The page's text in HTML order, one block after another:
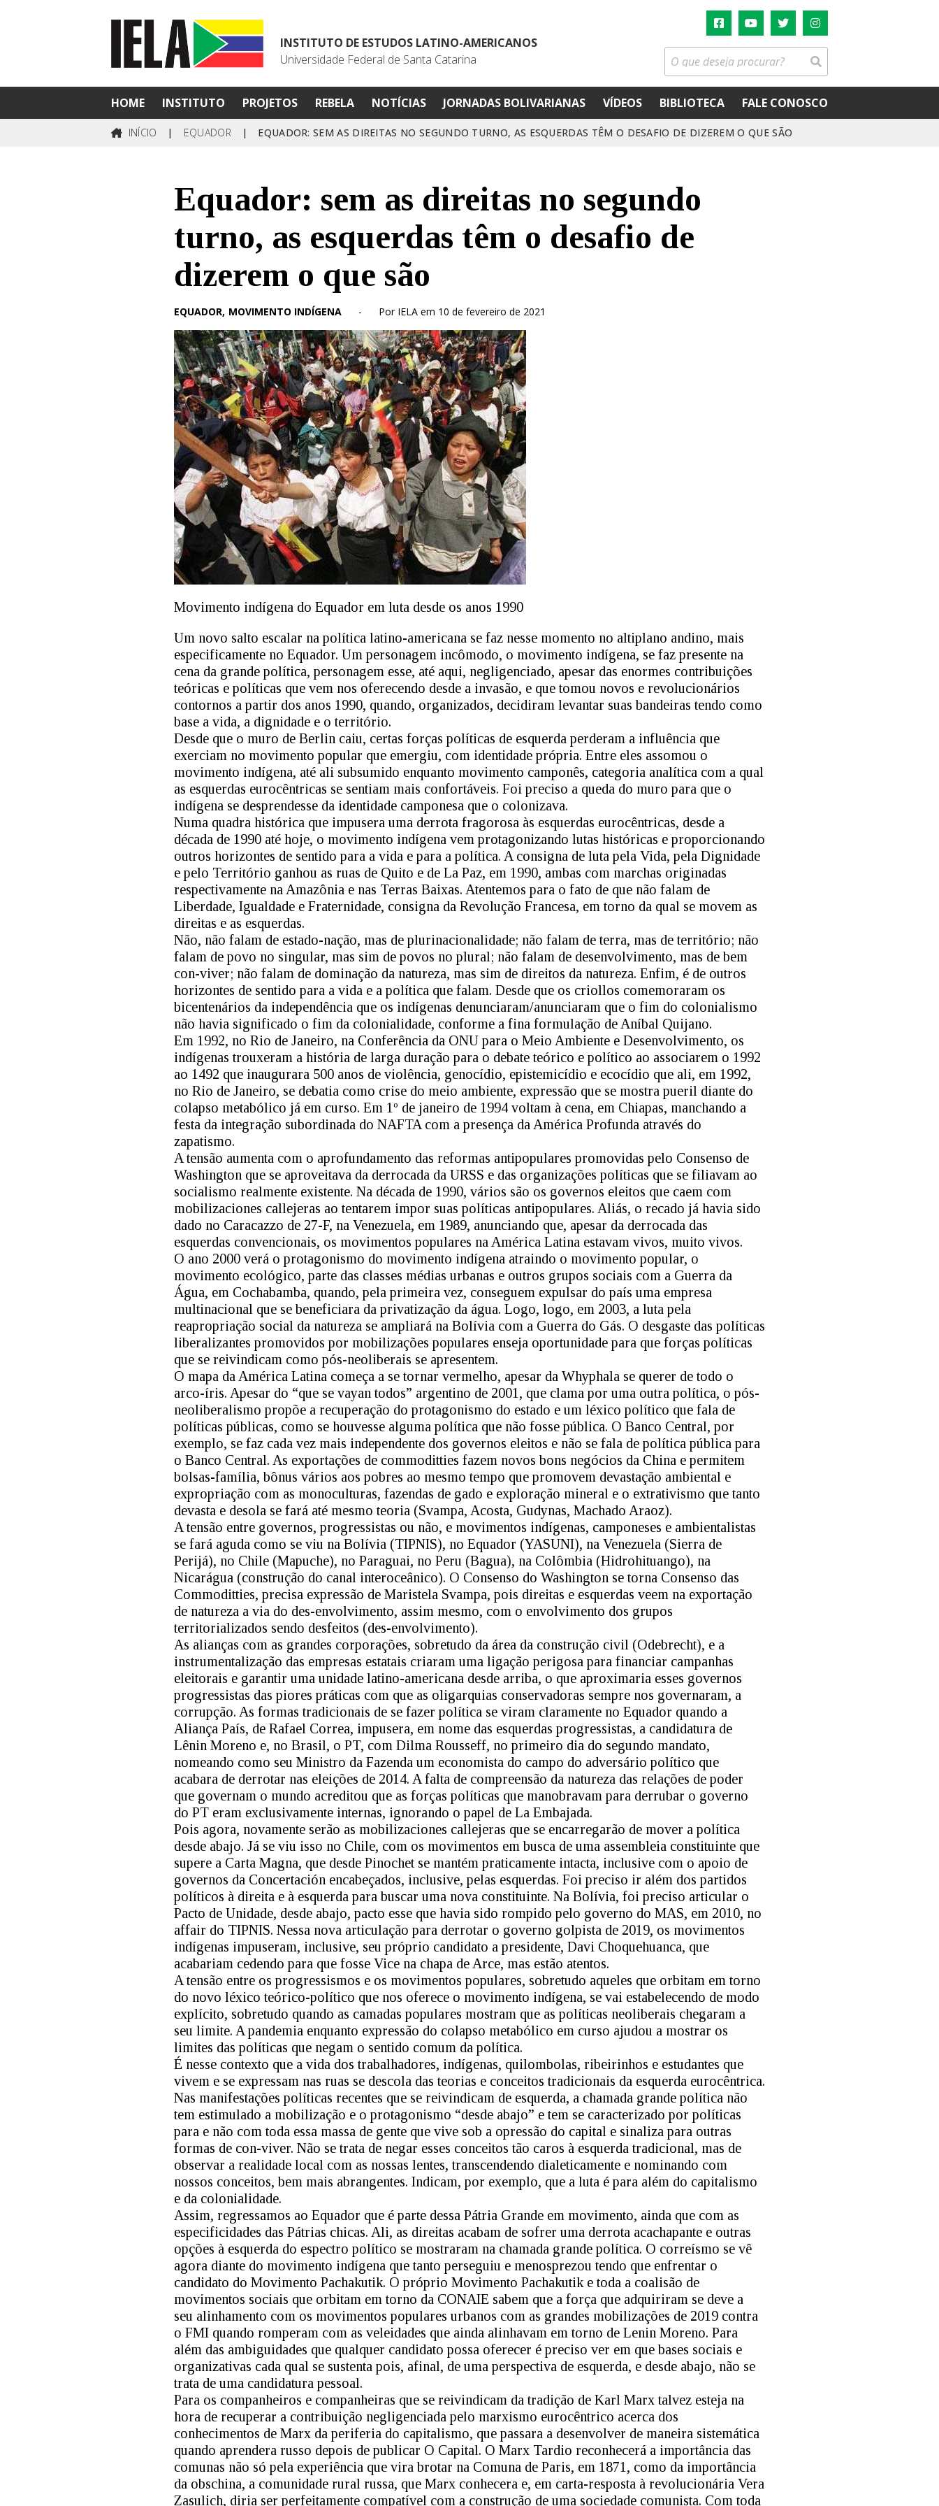
INSTITUTO DE ESTUDOS LATINO-AMERICANOS
Universidade Federal de Santa Catarina
HOME INSTITUTO PROJETOS REBELA NOTÍCIAS JORNADAS BOLIVARIANAS VÍDEOS BIBLIOTECA FALE CONOSCO
INÍCIO | EQUADOR | EQUADOR: SEM AS DIREITAS NO SEGUNDO TURNO, AS ESQUERDAS TÊM O DESAFIO DE DIZEREM O QUE SÃO
Equador: sem as direitas no segundo
turno, as esquerdas têm o desafio de
dizerem o que são
EQUADOR MOVIMENTO INDÍGENA - Por IELA em 10 de fevereiro de 2021
Movimento indígena do Equador em luta desde os anos 1990
Um novo salto escalar na política latino-americana se faz nesse momento no altiplano andino, mais
especificamente no Equador. Um personagem incômodo, o movimento indígena, se faz presente na
cena da grande política, personagem esse, até aqui, negligenciado, apesar das enormes contribuições
teóricas e políticas que vem nos oferecendo desde a invasão, e que tomou novos e revolucionários
contornos a partir dos anos 1990, quando, organizados, decidiram levantar suas bandeiras tendo como
base a vida, a dignidade e o território.
Desde que o muro de Berlin caiu, certas forças políticas de esquerda perderam a influência que
exerciam no movimento popular que emergiu, com identidade própria. Entre eles assomou o
movimento indígena, até ali subsumido enquanto movimento camponês, categoria analítica com a qual
as esquerdas eurocêntricas se sentiam mais confortáveis. Foi preciso a queda do muro para que o
indígena se desprendesse da identidade camponesa que o colonizava.
Numa quadra histórica que impusera uma derrota fragorosa às esquerdas eurocêntricas, desde a
década de 1990 até hoje, o movimento indígena vem protagonizando lutas históricas e proporcionando
outros horizontes de sentido para a vida e para a política. A consigna de luta pela Vida, pela Dignidade
e pelo Território ganhou as ruas de Quito e de La Paz, em 1990, ambas com marchas originadas
respectivamente na Amazônia e nas Terras Baixas. Atentemos para o fato de que não falam de
Liberdade, Igualdade e Fraternidade, consigna da Revolução Francesa, em torno da qual se movem as
direitas e as esquerdas.
Não, não falam de estado-nação, mas de plurinacionalidade; não falam de terra, mas de território; não
falam de povo no singular, mas sim de povos no plural; não falam de desenvolvimento, mas de bem
con-viver; não falam de dominação da natureza, mas sim de direitos da natureza. Enfim, é de outros
horizontes de sentido para a vida e a política que falam. Desde que os criollos comemoraram os
bicentenários da independência que os indígenas denunciaram/anunciaram que o fim do colonialismo
não havia significado o fim da colonialidade, conforme a fina formulação de Aníbal Quijano.
Em 1992, no Rio de Janeiro, na Conferência da ONU para o Meio Ambiente e Desenvolvimento, os
indígenas trouxeram a história de larga duração para o debate teórico e político ao associarem o 1992
ao 1492 que inaugurara 500 anos de violência, genocídio, epistemicídio e ecocídio que ali, em 1992,
no Rio de Janeiro, se debatia como crise do meio ambiente, expressão que se mostra pueril diante do
colapso metabólico já em curso. Em 1º de janeiro de 1994 voltam à cena, em Chiapas, manchando a
festa da integração subordinada do NAFTA com a presença da América Profunda através do
zapatismo.
A tensão aumenta com o aprofundamento das reformas antipopulares promovidas pelo Consenso de
Washington que se aproveitava da derrocada da URSS e das organizações políticas que se filiavam ao
socialismo realmente existente. Na década de 1990, vários são os governos eleitos que caem com
mobilizaciones callejeras ao tentarem impor suas políticas antipopulares. Aliás, o recado já havia sido
dado no Caracazzo de 27-F, na Venezuela, em 1989, anunciando que, apesar da derrocada das
esquerdas convencionais, os movimentos populares na América Latina estavam vivos, muito vivos.
O ano 2000 verá o protagonismo do movimento indígena atraindo o movimento popular, o
movimento ecológico, parte das classes médias urbanas e outros grupos sociais com a Guerra da
Água, em Cochabamba, quando, pela primeira vez, conseguem expulsar do país uma empresa
multinacional que se beneficiara da privatização da água. Logo, logo, em 2003, a luta pela
reapropriação social da natureza se ampliará na Bolívia com a Guerra do Gás. O desgaste das políticas
liberalizantes promovidos por mobilizações populares enseja oportunidade para que forças políticas
que se reivindicam como pós-neoliberais se apresentem.
O mapa da América Latina começa a se tornar vermelho, apesar da Whyphala se querer de todo o
arco-íris. Apesar do “que se vayan todos” argentino de 2001, que clama por uma outra política, o pós-
neoliberalismo propõe a recuperação do protagonismo do estado e um léxico político que fala de
políticas públicas, como se houvesse alguma política que não fosse pública. O Banco Central, por
exemplo, se faz cada vez mais independente dos governos eleitos e não se fala de política pública para
o Banco Central. As exportações de commoditties fazem novos bons negócios da China e permitem
bolsas-família, bônus vários aos pobres ao mesmo tempo que promovem devastação ambiental e
expropriação com as monoculturas, fazendas de gado e exploração mineral e o extrativismo que tanto
devasta e desola se fará até mesmo teoria (Svampa, Acosta, Gudynas, Machado Araoz).
A tensão entre governos, progressistas ou não, e movimentos indígenas, camponeses e ambientalistas
se fará aguda como se viu na Bolívia (TIPNIS), no Equador (YASUNI), na Venezuela (Sierra de
Perijá), no Chile (Mapuche), no Paraguai, no Peru (Bagua), na Colômbia (Hidrohituango), na
Nicarágua (construção do canal interoceânico). O Consenso do Washington se torna Consenso das
Commoditties, precisa expressão de Maristela Svampa, pois direitas e esquerdas veem na exportação
de natureza a via do des-envolvimento, assim mesmo, com o envolvimento dos grupos
territorializados sendo desfeitos (des-envolvimento).
As alianças com as grandes corporações, sobretudo da área da construção civil (Odebrecht), e a
instrumentalização das empresas estatais criaram uma ligação perigosa para financiar campanhas
eleitorais e garantir uma unidade latino-americana desde arriba, o que aproximaria esses governos
progressistas das piores práticas com que as oligarquias conservadoras sempre nos governaram, a
corrupção. As formas tradicionais de se fazer política se viram claramente no Equador quando a
Aliança País, de Rafael Correa, impusera, em nome das esquerdas progressistas, a candidatura de
Lênin Moreno e, no Brasil, o PT, com Dilma Rousseff, no primeiro dia do segundo mandato,
nomeando como seu Ministro da Fazenda um economista do campo do adversário político que
acabara de derrotar nas eleições de 2014. A falta de compreensão da natureza das relações de poder
que governam o mundo acreditou que as forças políticas que manobravam para derrubar o governo
do PT eram exclusivamente internas, ignorando o papel de La Embajada.
Pois agora, novamente serão as mobilizaciones callejeras que se encarregarão de mover a política
desde abajo. Já se viu isso no Chile, com os movimentos em busca de uma assembleia constituinte que
supere a Carta Magna, que desde Pinochet se mantém praticamente intacta, inclusive com o apoio de
governos da Concertación encabeçados, inclusive, pelas esquerdas. Foi preciso ir além dos partidos
políticos à direita e à esquerda para buscar uma nova constituinte. Na Bolívia, foi preciso articular o
Pacto de Unidade, desde abajo, pacto esse que havia sido rompido pelo governo do MAS, em 2010, no
affair do TIPNIS. Nessa nova articulação para derrotar o governo golpista de 2019, os movimentos
indígenas impuseram, inclusive, seu próprio candidato a presidente, Davi Choquehuanca, que
acabariam cedendo para que fosse Vice na chapa de Arce, mas estão atentos.
A tensão entre os progressismos e os movimentos populares, sobretudo aqueles que orbitam em torno
do novo léxico teórico-político que nos oferece o movimento indígena, se vai estabelecendo de modo
explícito, sobretudo quando as camadas populares mostram que as políticas neoliberais chegaram a
seu limite. A pandemia enquanto expressão do colapso metabólico em curso ajudou a mostrar os
limites das políticas que negam o sentido comum da política.
É nesse contexto que a vida dos trabalhadores, indígenas, quilombolas, ribeirinhos e estudantes que
vivem e se expressam nas ruas se descola das teorias e conceitos tradicionais da esquerda eurocêntrica.
Nas manifestações políticas recentes que se reivindicam de esquerda, a chamada grande política não
tem estimulado a mobilização e o protagonismo “desde abajo” e tem se caracterizado por políticas
para e não com toda essa massa de gente que vive sob a opressão do capital e sinaliza para outras
formas de con-viver. Não se trata de negar esses conceitos tão caros à esquerda tradicional, mas de
observar a realidade local com as nossas lentes, transcendendo dialeticamente e nominando com
nossos conceitos, bem mais abrangentes. Indicam, por exemplo, que a luta é para além do capitalismo
e da colonialidade.
Assim, regressamos ao Equador que é parte dessa Pátria Grande em movimento, ainda que com as
especificidades das Pátrias chicas. Ali, as direitas acabam de sofrer uma derrota acachapante e outras
opções à esquerda do espectro político se mostraram na chamada grande política. O correísmo se vê
agora diante do movimento indígena que tanto perseguiu e menosprezou tendo que enfrentar o
candidato do Movimento Pachakutik. O próprio Movimento Pachakutik e toda a coalisão de
movimentos sociais que orbitam em torno da CONAIE sabem que a força que adquiriram se deve a
seu alinhamento com os movimentos populares urbanos com as grandes mobilizações de 2019 contra
o FMI quando romperam com as veleidades que ainda alinhavam em torno de Lenin Moreno. Para
além das ambiguidades que qualquer candidato possa oferecer é preciso ver em que bases sociais e
organizativas cada qual se sustenta pois, afinal, de uma perspectiva de esquerda, e desde abajo, não se
trata de uma candidatura pessoal.
Para os companheiros e companheiras que se reivindicam da tradição de Karl Marx talvez esteja na
hora de recuperar a contribuição negligenciada pelo marxismo eurocêntrico acerca dos
conhecimentos de Marx da periferia do capitalismo, que passara a desenvolver de maneira sistemática
quando aprendera russo depois de publicar O Capital. O Marx Tardio reconhecerá a importância das
comunas não só pela experiência que vira brotar na Comuna de Paris, em 1871, como da importância
da obschina, a comunidade rural russa, que Marx conhecera e, em carta-resposta à revolucionária Vera
Zasulich, diria ser perfeitamente compatível com a construção de uma sociedade comunista. Com toda